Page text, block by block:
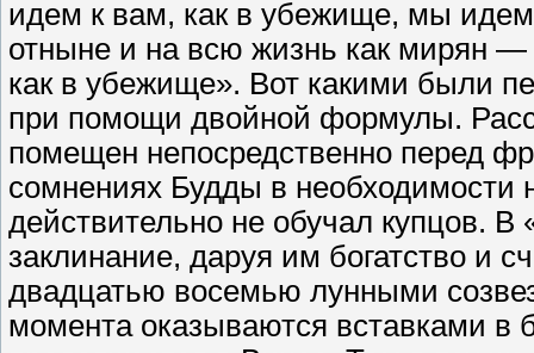
идем к вам, как в убежище, мы
отныне и на всю жизнь как мирян
как в убежище». Вот какими были
при помощи двойной формулы.
помещен непосредственно перед
сомнениях Будды в необходимости
действительно не обучал купцов. В
заклинание, даруя им богатство и
двадцатью восемью лунными
момента оказываются вставками в